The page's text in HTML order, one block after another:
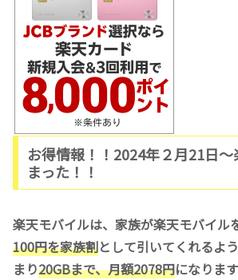
お得情報！！2024年２月21日
まった！！
楽天モバイルは、家族が楽天モバイル
100円を家族割として引いてくれるよ
まり20GBまで、月額2078円になりま